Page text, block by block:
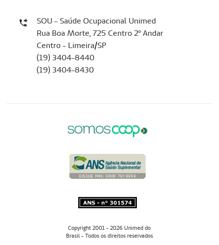
SOU - Saúde Ocupacional Unimed
Rua Boa Morte, 725 Centro 2º Andar
Centro - Limeira/SP
(19) 3404-8440
(19) 3404-8430
Copyright 2001 - 2026 Unimed do
Brasil - Todos os direitos reservados